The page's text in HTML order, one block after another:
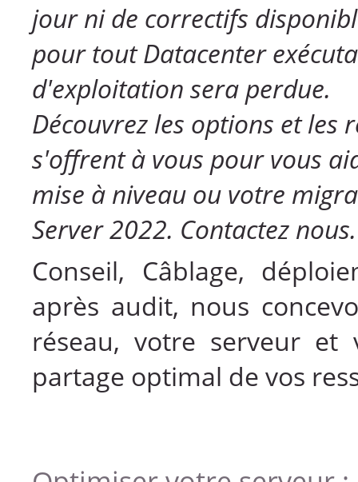
jour ni de correctifs
pour tout Datacenter
d'exploitation sera perdue.
Découvrez les options et les
s'offrent à vous pour vous
mise à niveau ou votre
Server 2022. Contactez nous.
Conseil, Câblage,
après audit, nous
réseau, votre serveur
partage optimal de vos